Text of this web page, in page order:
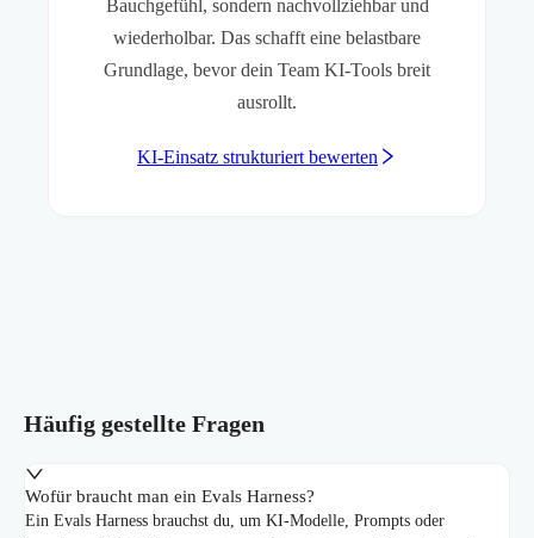
Bauchgefühl, sondern nachvollziehbar und
wiederholbar. Das schafft eine belastbare
Grundlage, bevor dein Team KI-Tools breit
ausrollt.
KI-Einsatz strukturiert bewerten
Häufig gestellte Fragen
Wofür braucht man ein Evals Harness?
Ein Evals Harness brauchst du, um KI-Modelle, Prompts oder